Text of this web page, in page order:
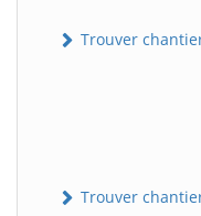
Trouver
Trouver